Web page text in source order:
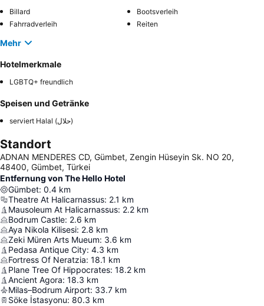
Billard
Bootsverleih
Fahrradverleih
Reiten
Mehr
Hotelmerkmale
LGBTQ+ freundlich
Speisen und Getränke
serviert Halal (حلال)
Standort
ADNAN MENDERES CD, Gümbet, Zengin Hüseyin Sk. NO 20,
48400, Gümbet, Türkei
Entfernung von The Hello Hotel
Gümbet: 0.4 km
Theatre At Halicarnassus: 2.1 km
Mausoleum At Halicarnassus: 2.2 km
Bodrum Castle: 2.6 km
Aya Nikola Kilisesi: 2.8 km
Zeki Müren Arts Mueum: 3.6 km
Pedasa Antique City: 4.3 km
Fortress Of Neratzia: 18.1 km
Plane Tree Of Hippocrates: 18.2 km
Ancient Agora: 18.3 km
Milas–Bodrum Airport: 33.7 km
Söke İstasyonu: 80.3 km